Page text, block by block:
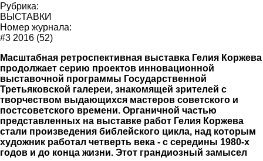
Рубрика:
ВЫСТАВКИ
Номер журнала:
#3 2016 (52)
Масштабная ретроспективная выставка Гелия Коржева
продолжает серию проектов инновационной
выставочной программы Государственной
Третьяковской галереи, знакомящей зрителей с
творчеством выдающихся мастеров советского и
постсоветского времени. Органичной частью
представленных на выставке работ Гелия Коржева
стали произведения библейского цикла, над которым
художник работал четверть века - с середины 1980-х
годов и до конца жизни. Этот грандиозный замысел